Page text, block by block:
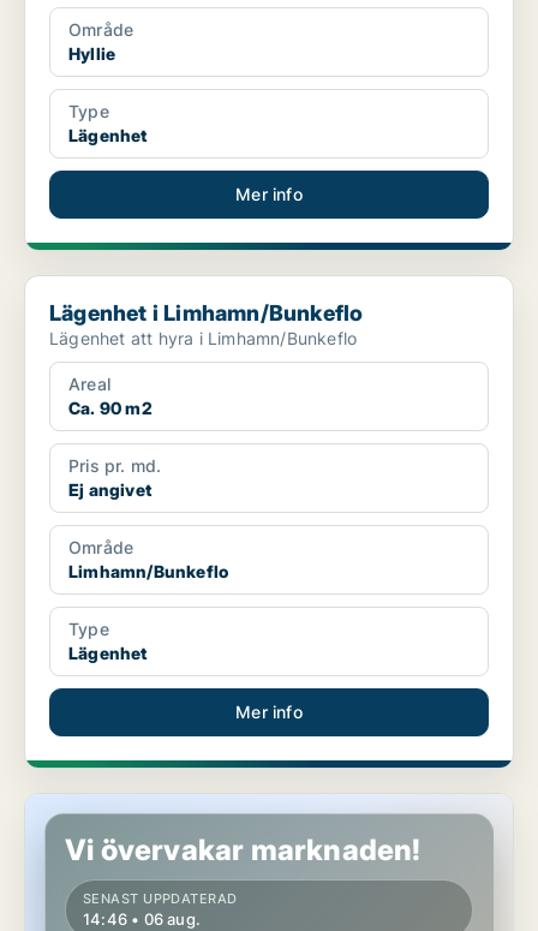
Område
Hyllie
Type
Lägenhet
Mer info
Lägenhet i Limhamn/Bunkeflo
Lägenhet i Limhamn/Bunkeflo
Lägenhet att hyra i Limhamn/Bunkeflo
Areal
Ca. 90 m2
Pris pr. md.
Ej angivet
Område
Limhamn/Bunkeflo
Type
Lägenhet
Mer info
Lägenhet i Sofielund
Vi övervakar marknaden!
SENAST UPPDATERAD
14:46 • 06 aug.